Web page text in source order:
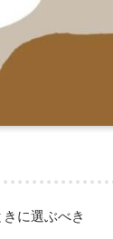
に選ぶべき